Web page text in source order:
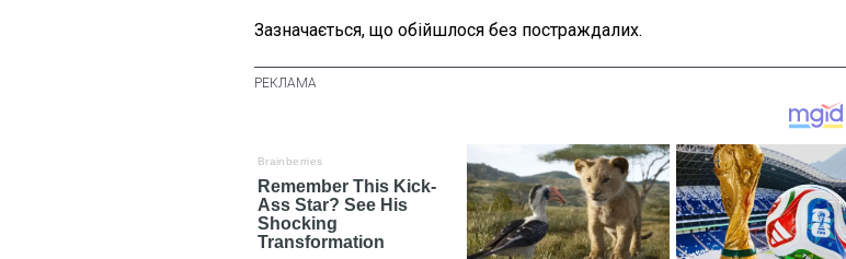
Зазначається, що обійшлося без постраждалих.